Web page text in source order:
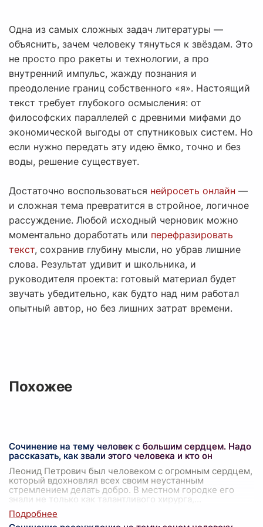
Одна из самых сложных задач литературы —
объяснить, зачем человеку тянуться к звёздам. Это
не просто про ракеты и технологии, а про
внутренний импульс, жажду познания и
преодоление границ собственного «я». Настоящий
текст требует глубокого осмысления: от
философских параллелей с древними мифами до
экономической выгоды от спутниковых систем. Но
если нужно передать эту идею ёмко, точно и без
воды, решение существует.
Достаточно воспользоваться нейросеть онлайн —
и сложная тема превратится в стройное, логичное
рассуждение. Любой исходный черновик можно
моментально доработать или перефразировать
текст, сохранив глубину мысли, но убрав лишние
слова. Результат удивит и школьника, и
руководителя проекта: готовый материал будет
звучать убедительно, как будто над ним работал
опытный автор, но без лишних затрат времени.
Похожее
Сочинение на тему человек с большим сердцем. Надо
рассказать, как звали этого человека и кто он
Леонид Петрович был человеком с огромным сердцем,
который вдохновлял всех своим неустанным
стремлением делать добро. В местном городке его
знали не только как талантливого хирурга,